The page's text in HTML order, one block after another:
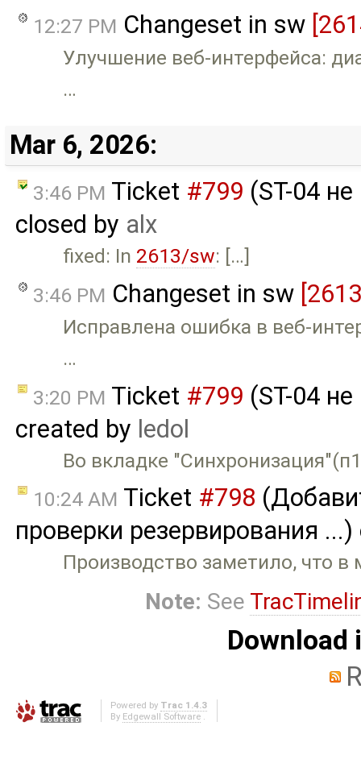
12:27 PM Changeset in sw
Улучшение веб-интерфейса:
…
Mar 6, 2026:
3:46 PM Ticket #799 (ST-04
closed by alx
fixed: In 2613/sw: […]
3:46 PM Changeset in sw
Исправлена ошибка в веб-
…
3:20 PM Ticket #799 (ST-04
created by ledol
Во вкладке
10:24 AM Ticket #798
проверки резервирования
Производство заметило, что в
Note: See
Powered by Trac 1.4.3
By Edgewall Software .